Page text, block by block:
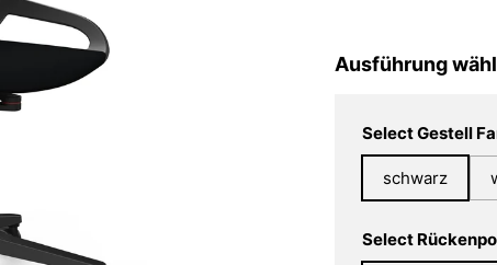
Ausführung
Select Gestell
schwarz
Select